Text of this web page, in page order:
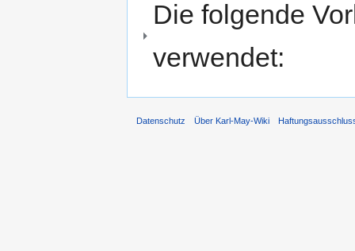
Die folgende
verwendet:
Datenschutz Über Karl-May-Wiki